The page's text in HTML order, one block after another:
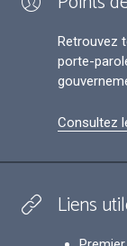
Retrouvez
porte-
Consultez
Liens